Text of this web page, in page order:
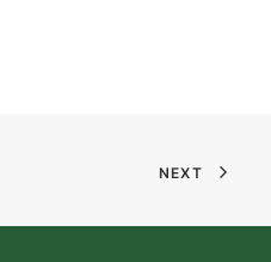
NEXT